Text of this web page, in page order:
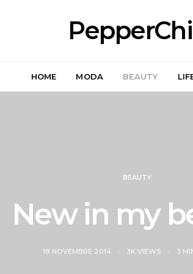
HOME MODA BEAUTY
BEAUTY
New in my
18 NOVEMBRE 2014 3K VIEWS 3